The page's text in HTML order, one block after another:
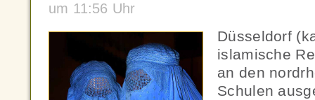
um 11:56 Uhr
Düsseldorf
islamische
an den
Schulen